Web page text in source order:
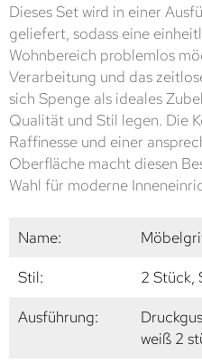
Dieses Set wird in einer
geliefert, sodass eine
Wohnbereich problemlos
Verarbeitung und das
sich Spenge als ideales
Qualität und Stil legen. Die
Raffinesse und einer
Oberfläche macht diesen
Wahl für moderne
Name:
Stil:
2 Stück,
Ausführung:
weiß 2